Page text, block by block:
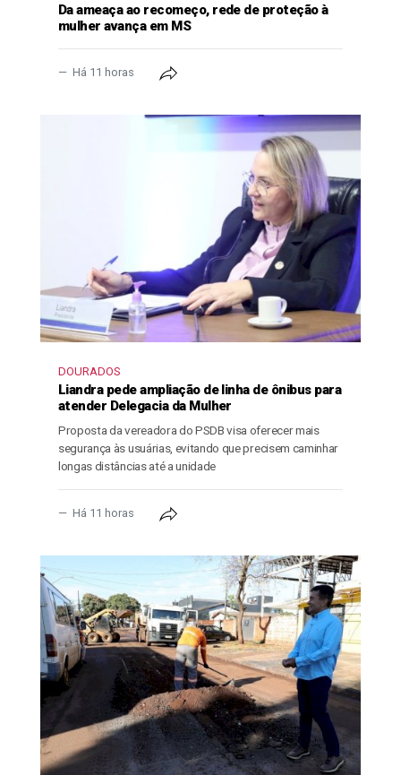
Da ameaça ao recomeço, rede de proteção à
mulher avança em MS
Há 11 horas
DOURADOS
Liandra pede ampliação de linha de ônibus para
atender Delegacia da Mulher
Proposta da vereadora do PSDB visa oferecer mais
segurança às usuárias, evitando que precisem caminhar
longas distâncias até a unidade
Há 11 horas